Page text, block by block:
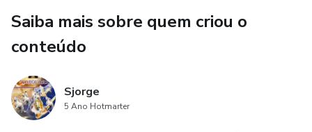
Saiba mais sobre quem criou o
conteúdo
Sjorge
5 Ano Hotmarter